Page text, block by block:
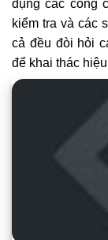
dụng các công
kiểm tra và các
cả đều đòi hỏi
để khai thác